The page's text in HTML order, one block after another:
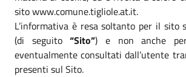
sito www.comune.tigliole.at.it.
L’informativa è resa soltanto per il sito
(di seguito“Sito”) e non anche
eventualmente consultati dall’utente
presenti sul Sito.